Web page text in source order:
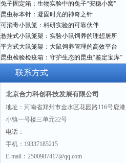
兔子固定箱：生物实验中的兔子“安稳小窝”
昆虫标本针：凝固时光的神奇之针
可消毒小鼠笼：科研实验的可靠伙伴
悬挂式小鼠笼架：实验小鼠饲养的理想居所
平方式大鼠笼架：大鼠饲养管理的高效平台
昆虫检验检疫箱：守护生态的昆虫“鉴定宝库”
联系方式
北京合力科创科技发展有限公司
地址：河南省郑州市金水区花园路116号鹿港
小镇一号楼三单元22号
电话：
手机：19337185215
E-mail：2500987417@qq.com